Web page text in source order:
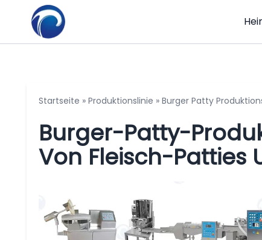
Startseite » Produktionslinie » Burger Patty
Burger-Patty-
Von Fleisch-Patties